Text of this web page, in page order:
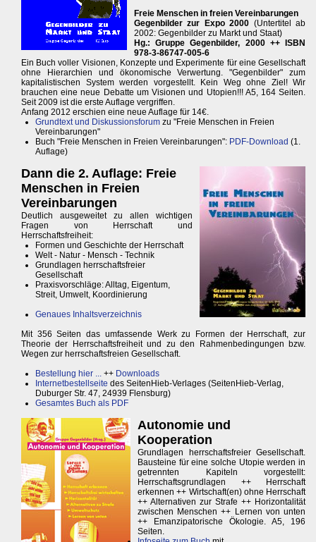
Freie Menschen in freien Vereinbarungen
Gegenbilder zur Expo 2000 (Untertitel ab
2002: Gegenbilder zu Markt und Staat)
Hg.: Gruppe Gegenbilder, 2000 ++ ISBN
978-3-86747-005-6
Ein Buch voller Visionen, Konzepte und Experimente für eine Gesellschaft
ohne Hierarchien und ökonomische Verwertung. "Gegenbilder" zum
kapitalistischen System werden vorgestellt. Kein Weg ohne Ziel! Wir
brauchen eine neue Debatte um Visionen und Utopien!!! A5, 164 Seiten.
Seit 2009 ist die erste Auflage vergriffen.
Anfang 2012 erschien eine neue Auflage für 14€.
Grundtext und Diskussionsforum zu "Freie Menschen in Freien
Vereinbarungen"
Buch "Freie Menschen in Freien Vereinbarungen": PDF-Download (1.
Auflage)
Dann die 2. Auflage: Freie
Menschen in Freien
Vereinbarungen
Deutlich ausgeweitet zu allen wichtigen
Fragen von Herrschaft und
Herrschaftsfreiheit:
Formen und Geschichte der Herrschaft
Welt - Natur - Mensch - Technik
Grundlagen herrschaftsfreier
Gesellschaft
Praxisvorschläge: Alltag, Eigentum,
Streit, Umwelt, Koordinierung
Genaues Inhaltsverzeichnis
Mit 356 Seiten das umfassende Werk zu Formen der Herrschaft, zur
Theorie der Herrschaftsfreiheit und zu den Rahmenbedingungen bzw.
Wegen zur herrschaftsfreien Gesellschaft.
Bestellung hier ... ++ Downloads
Internetbestellseite des SeitenHieb-Verlages (SeitenHieb-Verlag,
Duburger Str. 47, 24939 Flensburg)
Gesamtes Buch als PDF
Autonomie und
Kooperation
Grundlagen herrschaftsfreier Gesellschaft.
Bausteine für eine solche Utopie werden in
getrennten Kapiteln vorgestellt:
Herrschaftsgrundlagen ++ Herrschaft
erkennen ++ Wirtschaft(en) ohne Herrschaft
++ Alternativen zur Strafe ++ Horizontalität
zwischen Menschen ++ Lernen von unten
++ Emanzipatorische Ökologie. A5, 196
Seiten.